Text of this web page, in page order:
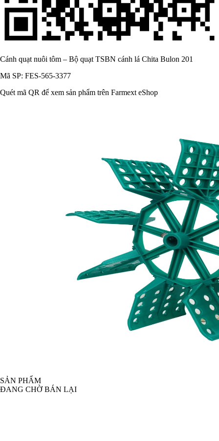
Cánh quạt nuôi tôm – Bộ quạt TSBN cánh lá Chita Bulon 201
Mã SP: FES-565-3377
Quét mã QR để xem sản phẩm trên Farmext eShop
SẢN PHẨM
ĐANG CHỜ BÁN LẠI